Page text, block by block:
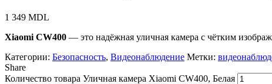
1 349 MDL
Xiaomi CW400 — это надёжная уличная камера с чётким
Категории: Безопасность, Видеонаблюдение Метки:
Share
Количество товара Уличная камера Xiaomi CW400, Белая